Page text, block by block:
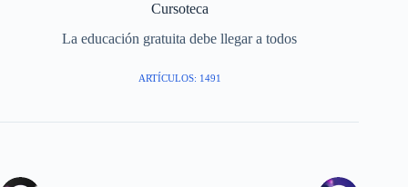
Cursoteca
La educación gratuita debe llegar a todos
ARTÍCULOS: 1491